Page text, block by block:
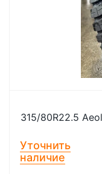
315/80R22.5
Уточнить
наличие